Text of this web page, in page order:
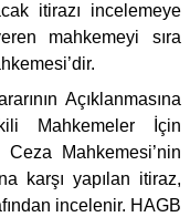
itirazı incelemeye
mahkemeyi sıra
Açıklanmasına
Mahkemeler İçin
Mahkemesi’nin
karşı yapılan itiraz,
incelenir. HAGB